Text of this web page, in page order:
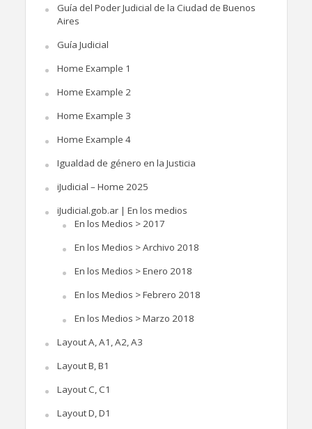
Guía del Poder Judicial de la Ciudad de Buenos
Aires
Guía Judicial
Home Example 1
Home Example 2
Home Example 3
Home Example 4
Igualdad de género en la Justicia
iJudicial – Home 2025
iJudicial.gob.ar | En los medios
En los Medios > 2017
En los Medios > Archivo 2018
En los Medios > Enero 2018
En los Medios > Febrero 2018
En los Medios > Marzo 2018
Layout A, A1, A2, A3
Layout B, B1
Layout C, C1
Layout D, D1